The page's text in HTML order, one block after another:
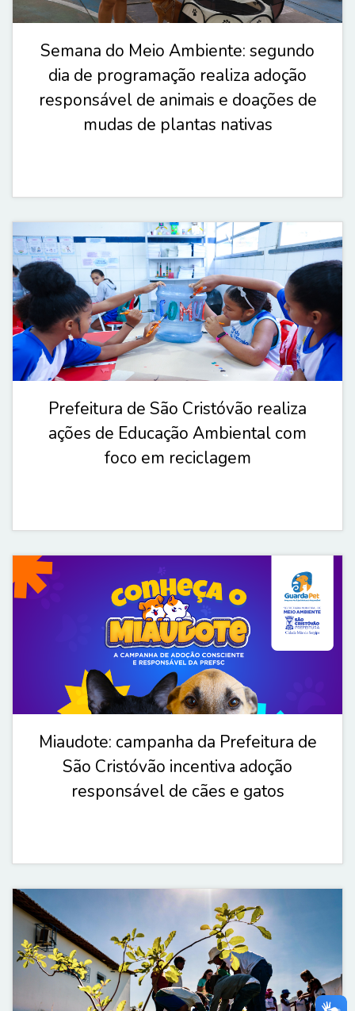
Semana do Meio Ambiente: segundo
dia de programação realiza adoção
responsável de animais e doações de
mudas de plantas nativas
Prefeitura de São Cristóvão realiza
ações de Educação Ambiental com
foco em reciclagem
Miaudote: campanha da Prefeitura de
São Cristóvão incentiva adoção
responsável de cães e gatos